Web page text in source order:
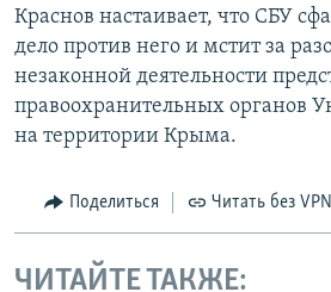
Краснов настаивает, что СБУ
дело против него и мстит за
незаконной деятельности
правоохранительных органов
на территории Крыма.
Поделиться Читать без VPN
ЧИТАЙТЕ ТАКЖЕ: